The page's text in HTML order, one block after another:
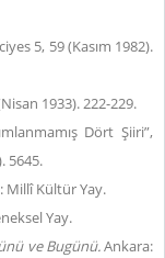
5, 59 (Kasım 1982).
1933). 222-229.
Dört Şiiri”,
5645.
Millî Kültür Yay.
Yay.
ve Bugünü.Ankara: